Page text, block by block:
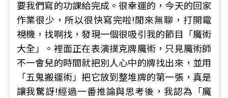
要我們寫的功課給完成。很幸運的，今天的回家
作業很少，所以很快寫完啦!閒來無聊，打開電
視機，找啊找，發現一個很吸引我的節目「魔術
大全」。裡面正在表演撲克牌魔術，只見魔術師
不一會兒的時間就把別人心中的牌找出來，並用
「五鬼搬運術」把它放到整堆牌的第一張，真是
讓我驚訝!經過一番推論與思考後，我認為「魔